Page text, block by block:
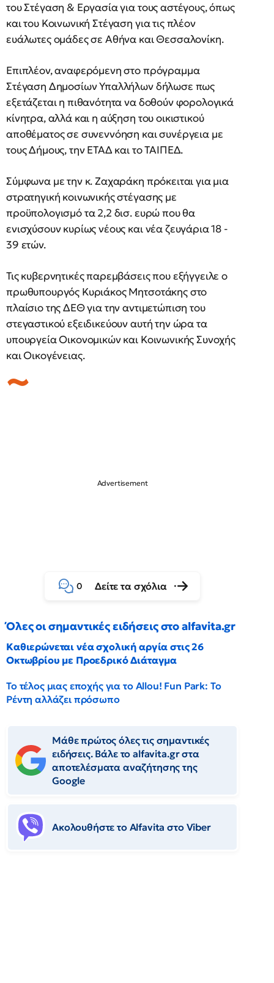
του Στέγαση & Εργασία για τους αστέγους, όπως
και του Κοινωνική Στέγαση για τις πλέον
ευάλωτες ομάδες σε Αθήνα και Θεσσαλονίκη.
Επιπλέον, αναφερόμενη στο πρόγραμμα
Στέγαση Δημοσίων Υπαλλήλων δήλωσε πως
εξετάζεται η πιθανότητα να δοθούν φορολογικά
κίνητρα, αλλά και η αύξηση του οικιστικού
αποθέματος σε συνεννόηση και συνέργεια με
τους Δήμους, την ΕΤΑΔ και το ΤΑΙΠΕΔ.
Σύμφωνα με την κ. Ζαχαράκη πρόκειται για μια
στρατηγική κοινωνικής στέγασης με
προϋπολογισμό τα 2,2 δισ. ευρώ που θα
ενισχύσουν κυρίως νέους και νέα ζευγάρια 18 -
39 ετών.
Τις κυβερνητικές παρεμβάσεις που εξήγγειλε ο
πρωθυπουργός Κυριάκος Μητσοτάκης στο
πλαίσιο της ΔΕΘ για την αντιμετώπιση του
στεγαστικού εξειδικεύουν αυτή την ώρα τα
υπουργεία Οικονομικών και Κοινωνικής Συνοχής
και Οικογένειας.
0 Δείτε τα σχόλια
Όλες οι σημαντικές ειδήσεις στο alfavita.gr
Καθιερώνεται νέα σχολική αργία στις 26
Οκτωβρίου με Προεδρικό Διάταγμα
Το τέλος μιας εποχής για το Allou! Fun Park: Το
Ρέντη αλλάζει πρόσωπο
Μάθε πρώτος όλες τις σημαντικές
ειδήσεις. Βάλε το alfavita.gr στα
αποτελέσματα αναζήτησης της
Google
Ακολουθήστε το Αlfavita στο Viber